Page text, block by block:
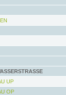
UP
OP